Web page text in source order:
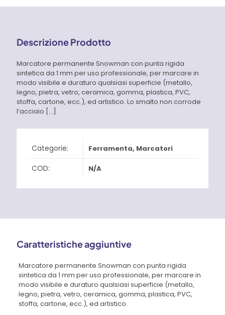
4,00 €
quantità
Descrizione Prodotto
Marcatore permanente Snowman con punta rigida
sintetica da 1 mm per uso professionale, per marcare in
modo visibile e duraturo qualsiasi superficie (metallo,
legno, pietra, vetro, ceramica, gomma, plastica, PVC,
stoffa, cartone, ecc.), ed artistico. Lo smalto non corrode
l’acciaio […]
Categorie: Ferramenta, Marcatori
COD: N/A
Caratteristiche aggiuntive
Marcatore permanente Snowman con punta rigida
sintetica da 1 mm per uso professionale, per marcare in
modo visibile e duraturo qualsiasi superficie (metallo,
legno, pietra, vetro, ceramica, gomma, plastica, PVC,
stoffa, cartone, ecc.), ed artistico.